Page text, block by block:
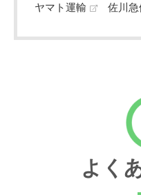
ヤマト運輸 佐川急
よく